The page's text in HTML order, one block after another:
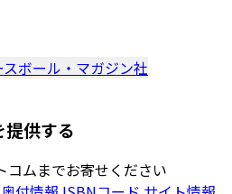
スボール・マガジン社
提供する
コムまでお寄せください